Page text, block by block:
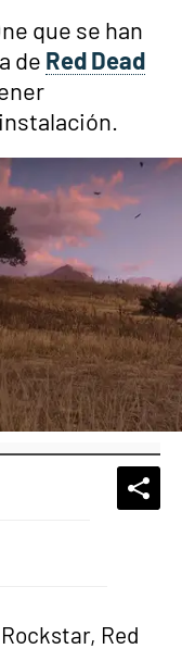
que se han
de Red Dead
Red